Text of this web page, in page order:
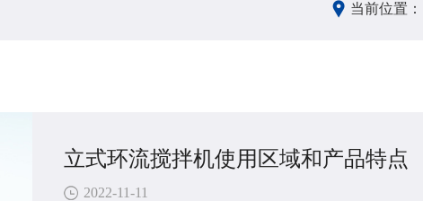
当前位置：
立式环流搅拌机使用区域和产品特点
2022-11-11